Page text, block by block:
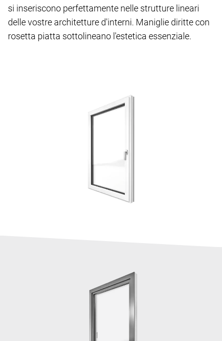
si inseriscono perfettamente nelle strutture lineari
delle vostre architetture d'interni. Maniglie diritte con
rosetta piatta sottolineano l'estetica essenziale.